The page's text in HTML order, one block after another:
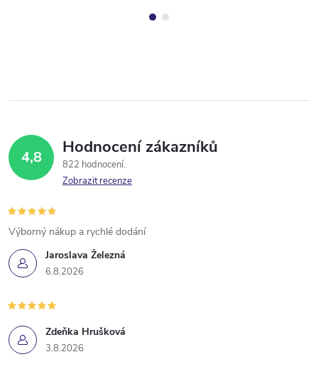
4,8 Hodnocení zákazníků
822 hodnocení
Zobrazit recenze
Jaroslava Železná
6.8.2026
Výborný nákup a rychlé dodání
Zdeňka Hrušková
3.8.2026